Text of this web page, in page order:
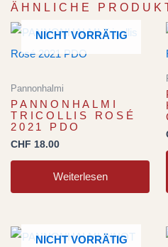
ÄHNLICHE
NICHT VORRÄTIG
Pannonhalmi
PANNONHALMI
TRICOLLIS ROSÉ
2021 PDO
CHF 18.00
Weiterlesen
NICHT VORRÄTIG